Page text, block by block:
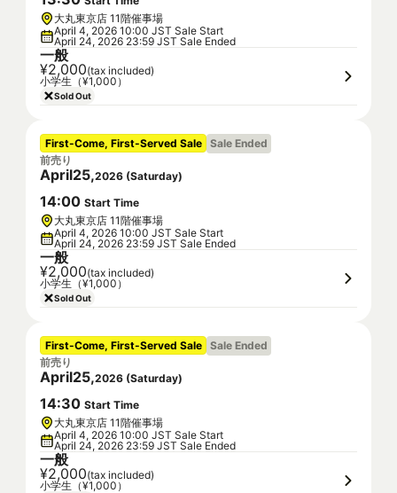
大丸東京店 11階催事場
April 4, 2026 10:00 JST Sale Start
April 24, 2026 23:59 JST Sale Ended
一般
¥2,000(tax included)
小学生（¥1,000）
Sold Out
First-Come, First-Served Sale Sale Ended
前売り
April25,2026 (Saturday)
14:00 Start Time
大丸東京店 11階催事場
April 4, 2026 10:00 JST Sale Start
April 24, 2026 23:59 JST Sale Ended
一般
¥2,000(tax included)
小学生（¥1,000）
Sold Out
First-Come, First-Served Sale Sale Ended
前売り
April25,2026 (Saturday)
14:30 Start Time
大丸東京店 11階催事場
April 4, 2026 10:00 JST Sale Start
April 24, 2026 23:59 JST Sale Ended
一般
¥2,000(tax included)
小学生（¥1,000）